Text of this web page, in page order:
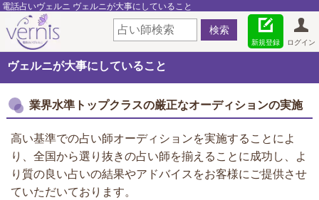
電話占いヴェルニ ヴェルニが大事にしていること
ログイン
新規登録
ヴェルニが大事にしていること
業界水準トップクラスの厳正なオーディションの実施
高い基準での占い師オーディションを実施することによ
り、全国から選り抜きの占い師を揃えることに成功し、よ
り質の良い占いの結果やアドバイスをお客様にご提供させ
ていただいております。